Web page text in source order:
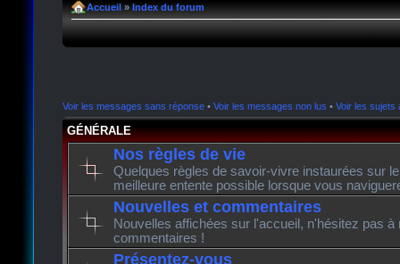
Accueil » Index du forum
Voir les messages sans réponse • Voir les messages non lus • Voir les sujets
GÉNÉRALE
Nos règles de vie
Quelques règles de savoir-vivre instaurées sur
meilleure entente possible lorsque vous
Nouvelles et commentaires
Nouvelles affichées sur l'accueil, n'hésitez pas à
commentaires !
Présentez-vous